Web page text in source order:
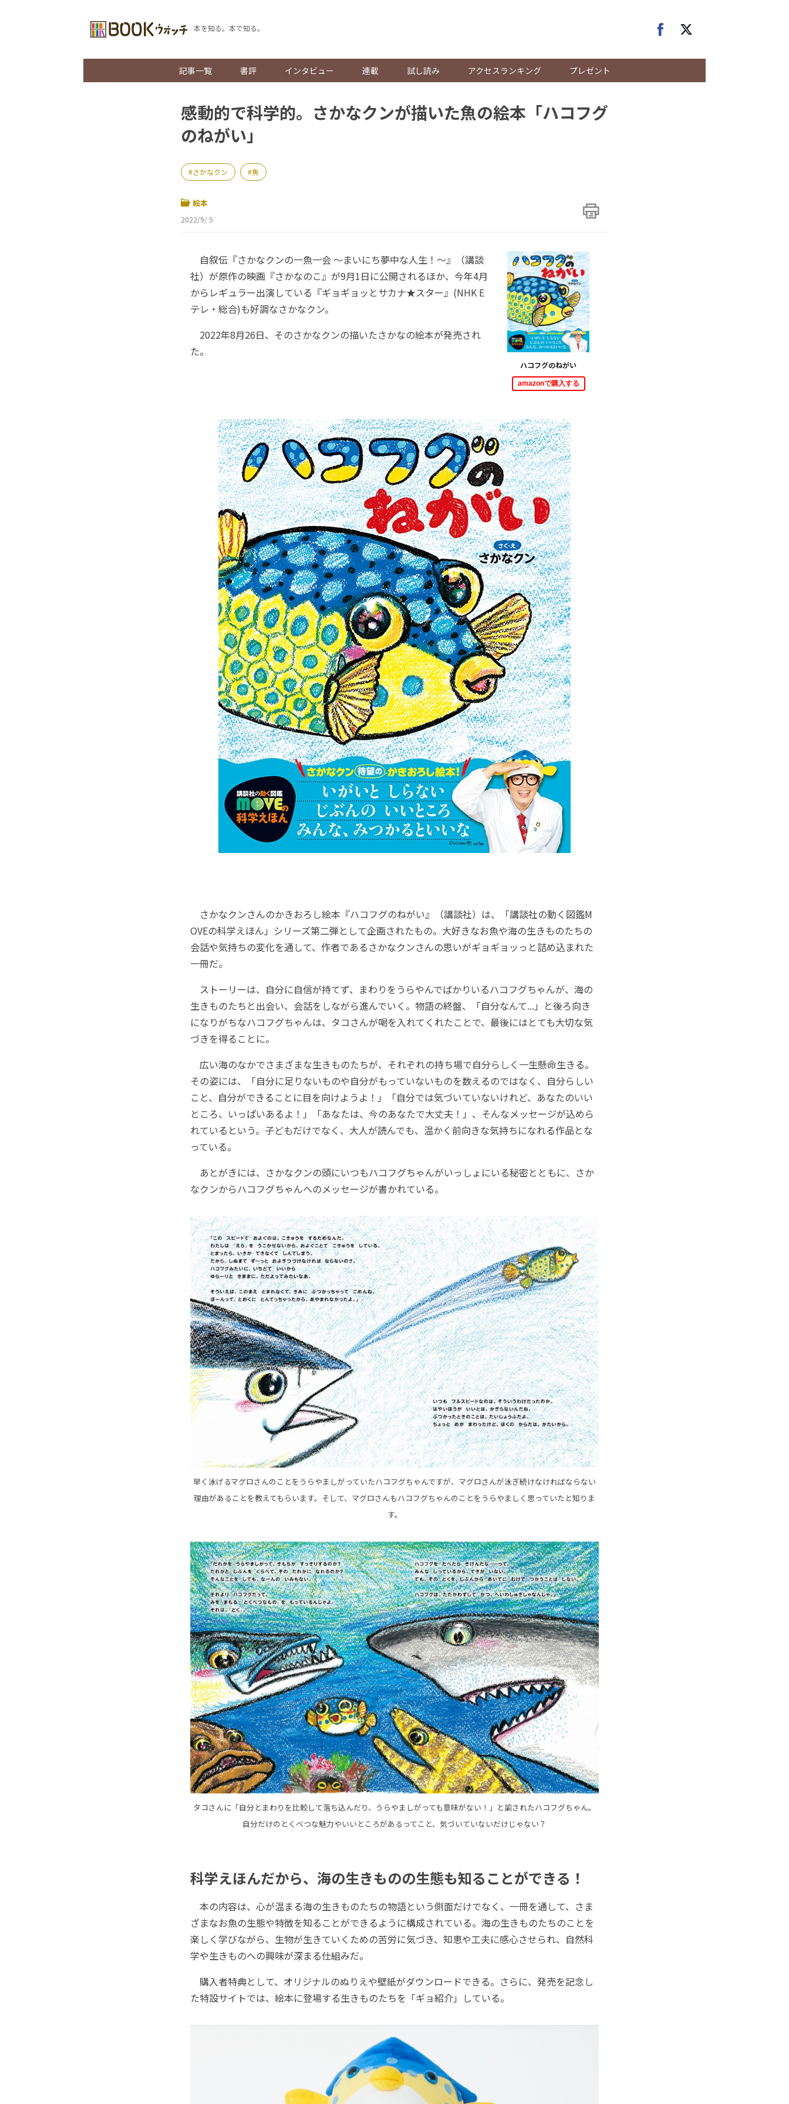
本を知る。本で知る。
記事一覧 書評 インタビュー 連載 試し読み アクセスランキング プレゼント
感動的で科学的。さかなクンが描いた魚の絵本「ハコフグ
のねがい」
さかなクン 魚
絵本
2022/9/ 5
ハコフグのねがい
amazonで購入する
自叙伝『さかなクンの一魚一会 ～まいにち夢中な人生！～』（講談
社）が原作の映画『さかなのこ』が9月1日に公開されるほか、今年4月
からレギュラー出演している『ギョギョッとサカナ★スター』(NHK E
テレ・総合)も好調なさかなクン。
2022年8月26日、そのさかなクンの描いたさかなの絵本が発売され
た。
さかなクンさんのかきおろし絵本『ハコフグのねがい』（講談社）は、「講談社の動く図鑑M
OVEの科学えほん」シリーズ第二弾として企画されたもの。大好きなお魚や海の生きものたちの
会話や気持ちの変化を通して、作者であるさかなクンさんの思いがギョギョッっと詰め込まれた
一冊だ。
ストーリーは、自分に自信が持てず、まわりをうらやんでばかりいるハコフグちゃんが、海の
生きものたちと出会い、会話をしながら進んでいく。物語の終盤、「自分なんて...」と後ろ向き
になりがちなハコフグちゃんは、タコさんが喝を入れてくれたことで、最後にはとても大切な気
づきを得ることに。
広い海のなかでさまざまな生きものたちが、それぞれの持ち場で自分らしく一生懸命生きる。
その姿には、「自分に足りないものや自分がもっていないものを数えるのではなく、自分らしい
こと、自分ができることに目を向けようよ！」「自分では気づいていないけれど、あなたのいい
ところ、いっぱいあるよ！」「あなたは、今のあなたで大丈夫！」、そんなメッセージが込めら
れているという。子どもだけでなく、大人が読んでも、温かく前向きな気持ちになれる作品とな
っている。
あとがきには、さかなクンの頭にいつもハコフグちゃんがいっしょにいる秘密とともに、さか
なクンからハコフグちゃんへのメッセージが書かれている。
早く泳げるマグロさんのことをうらやましがっていたハコフグちゃんですが、マグロさんが泳ぎ続けなければならない
理由があることを教えてもらいます。そして、マグロさんもハコフグちゃんのことをうらやましく思っていたと知りま
す。
タコさんに「自分とまわりを比較して落ち込んだり、うらやましがっても意味がない！」と諭されたハコフグちゃん。
自分だけのとくべつな魅力やいいところがあるってこと、気づいていないだけじゃない？
科学えほんだから、海の生きものの生態も知ることができる！
本の内容は、心が温まる海の生きものたちの物語という側面だけでなく、一冊を通して、さま
ざまなお魚の生態や特徴を知ることができるように構成されている。海の生きものたちのことを
楽しく学びながら、生物が生きていくための苦労に気づき、知恵や工夫に感心させられ、自然科
学や生きものへの興味が深まる仕組みだ。
購入者特典として、オリジナルのぬりえや壁紙がダウンロードできる。さらに、発売を記念し
た特設サイトでは、絵本に登場する生きものたちを「ギョ紹介」している。